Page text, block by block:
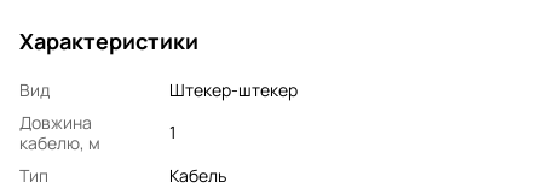
Характеристики
Вид
Штекер-штекер
Довжина
кабелю, м
1
Тип
Кабель